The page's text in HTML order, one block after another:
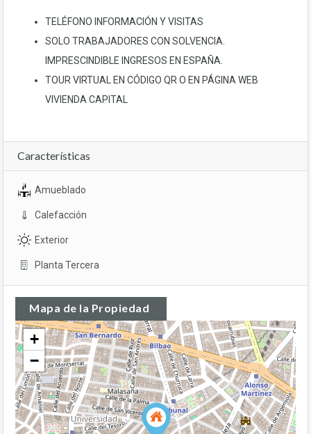
TELÉFONO INFORMACIÓN Y VISITAS
SOLO TRABAJADORES CON SOLVENCIA.
IMPRESCINDIBLE INGRESOS EN ESPAÑA.
TOUR VIRTUAL EN CÓDIGO QR O EN PÁGINA WEB
VIVIENDA CAPITAL
Características
Amueblado
Calefacción
Exterior
Planta Tercera
Mapa de la Propiedad
+
−